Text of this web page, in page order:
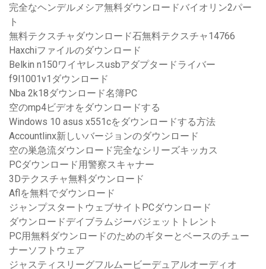
完全なヘンデルメシア無料ダウンロードバイオリン2パー
ト
無料テクスチャダウンロード石無料テクスチャ14766
Haxchiファイルのダウンロード
Belkin n150ワイヤレスusbアダプタードライバー
f9l1001v1ダウンロード
Nba 2k18ダウンロード名簿PC
空のmp4ビデオをダウンロードする
Windows 10 asus x551cをダウンロードする方法
Accountlinx新しいバージョンのダウンロード
空の巣急流ダウンロード完全なシリーズキッカス
PCダウンロード用警察スキャナー
3Dテクスチャ無料ダウンロード
Aflを無料でダウンロード
ジャンプスタートウェブサイトPCダウンロード
ダウンロードデイブラムジーバジェットトレント
PC用無料ダウンロードのためのギターとベースのチュー
ナーソフトウェア
ジャスティスリーグフルムービーデュアルオーディオ